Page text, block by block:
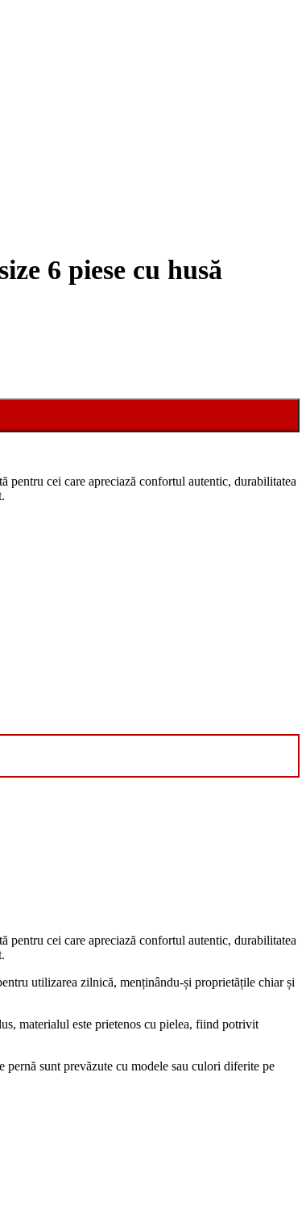
6 piese cu husă
cei care apreciază confortul autentic, durabilitatea
cei care apreciază confortul autentic, durabilitatea
utilizarea zilnică, menținându-și proprietățile chiar și
materialul este prietenos cu pielea, fiind potrivit
sunt prevăzute cu modele sau culori diferite pe